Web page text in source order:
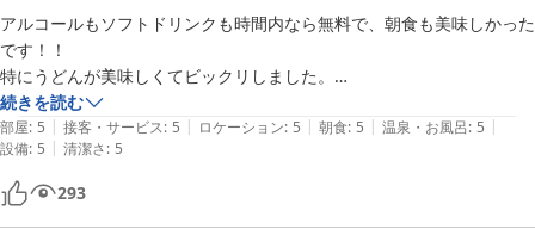
アルコールもソフトドリンクも時間内なら無料で、朝食も美味しかった
です！！
特にうどんが美味しくてビックリしました。
アメニティ(化粧水やコラーゲンクリームなど)も1人5個までなら無料な
のと、部屋も12㎡なのにとても効率的に設計されていて素晴らしかっ
たです。
部屋にある檜のスプレーもいい香りでした。
また機会がありましたら宿泊したいです。
続きを読む
部屋: 5 | 接客・サービス: 5 | ロケーション: 5 | 朝食: 5 | 温泉・お風呂: 5 |
設備: 5 | 清潔さ: 5
293